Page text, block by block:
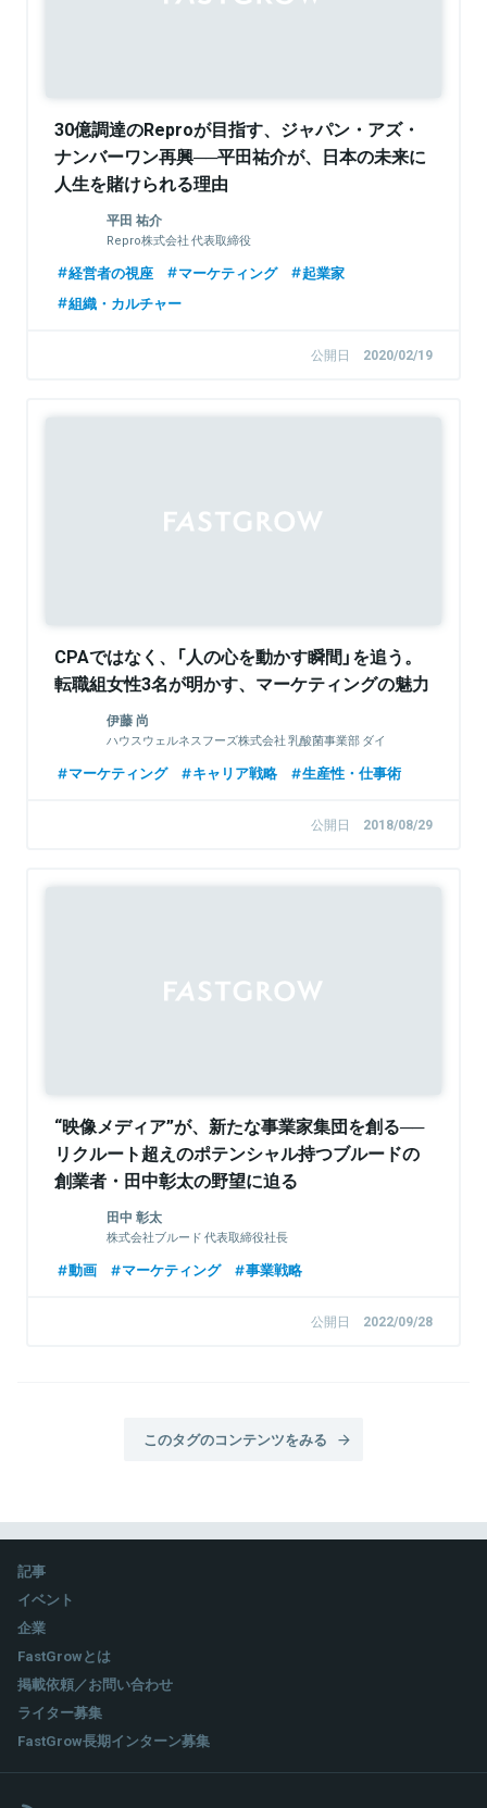
30億調達のReproが目指す、ジャパン・アズ・
ナンバーワン再興──平田祐介が、日本の未来に
人生を賭けられる理由
平田 祐介
Repro株式会社 代表取締役
経営者の視座 マーケティング
起業家
組織・カルチャー
公開日 2020/02/19
CPAではなく、「人の心を動かす瞬間」を追う。
転職組女性3名が明かす、マーケティングの魅力
伊藤 尚
ハウスウェルネスフーズ株式会社 乳酸菌事業部 ダイ
マーケティング キャリア戦略 生産性・仕事術
公開日 2018/08/29
“映像メディア”が、新たな事業家集団を創る──
リクルート超えのポテンシャル持つブルードの
創業者・田中彰太の野望に迫る
田中 彰太
株式会社ブルード 代表取締役社長
動画 マーケティング 事業戦略
公開日 2022/09/28
このタグのコンテンツをみる
記事
イベント
企業
FastGrowとは
掲載依頼／お問い合わせ
ライター募集
FastGrow長期インターン募集